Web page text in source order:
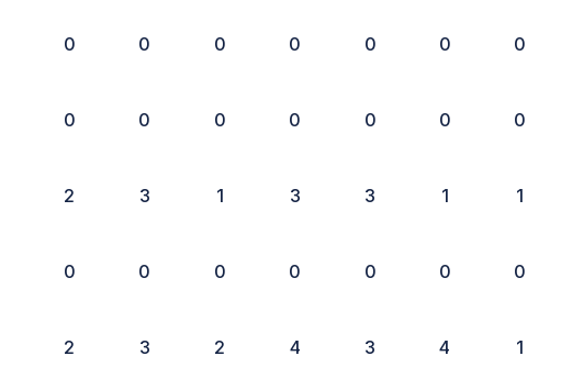
0 0 0 0 0 0 0
0 0 0 0 0 0 0
2 3 1 3 3 1 1
0 0 0 0 0 0 0
2 3 2 4 3 4 1